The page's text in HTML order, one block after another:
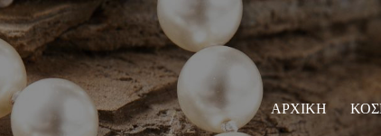
ΑΡΧΙΚΗ